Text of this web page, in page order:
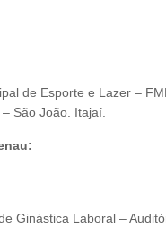
de Esporte e Lazer –
São João. Itajaí.
Ginástica Laboral –